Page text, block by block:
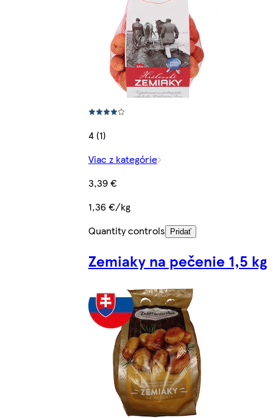
4 (1)
Viac z kategórie
3,39 €
1,36 €/kg
Quantity controls
Pridať
Zemiaky na pečenie 1,5 kg